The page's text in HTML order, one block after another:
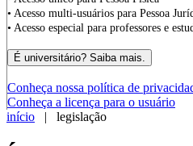
• Acesso multi-usuários para Pessoa
• Acesso especial para professores e
Conheça nossa política de
Conheça a licença para o usuário
início | legislação